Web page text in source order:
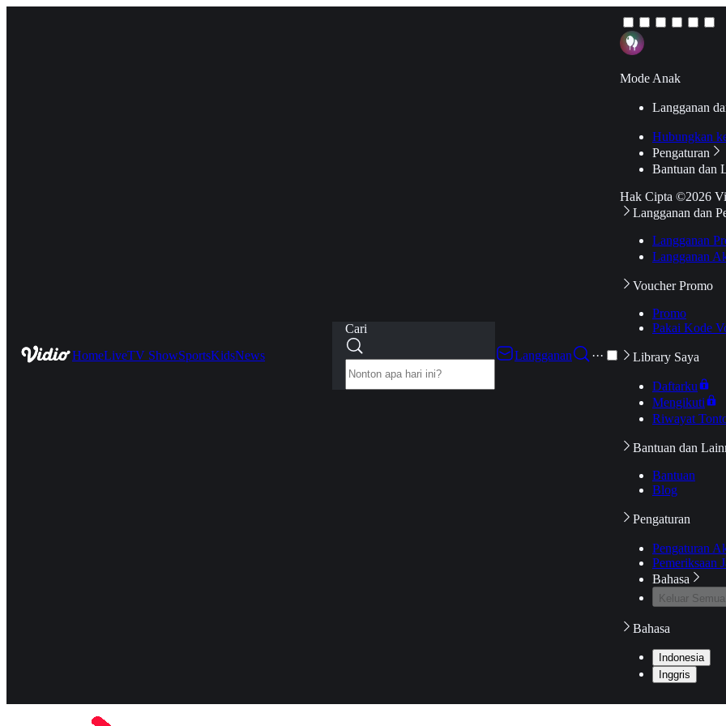
HomeLiveTV ShowSportsKidsNews
Cari
Langganan
···
Mode Anak
Langganan
Hubungkan
Pengaturan
Bantuan dan
Hak Cipta ©2026
Langganan dan
Langganan
Langganan
Voucher Promo
Promo
Pakai Kode
Library Saya
Daftarku
Mengikuti
Riwayat
Bantuan dan
Bantuan
Blog
Pengaturan
Pengaturan
Pemeriksaan
Bahasa
Keluar
Bahasa
Indonesia
Inggris